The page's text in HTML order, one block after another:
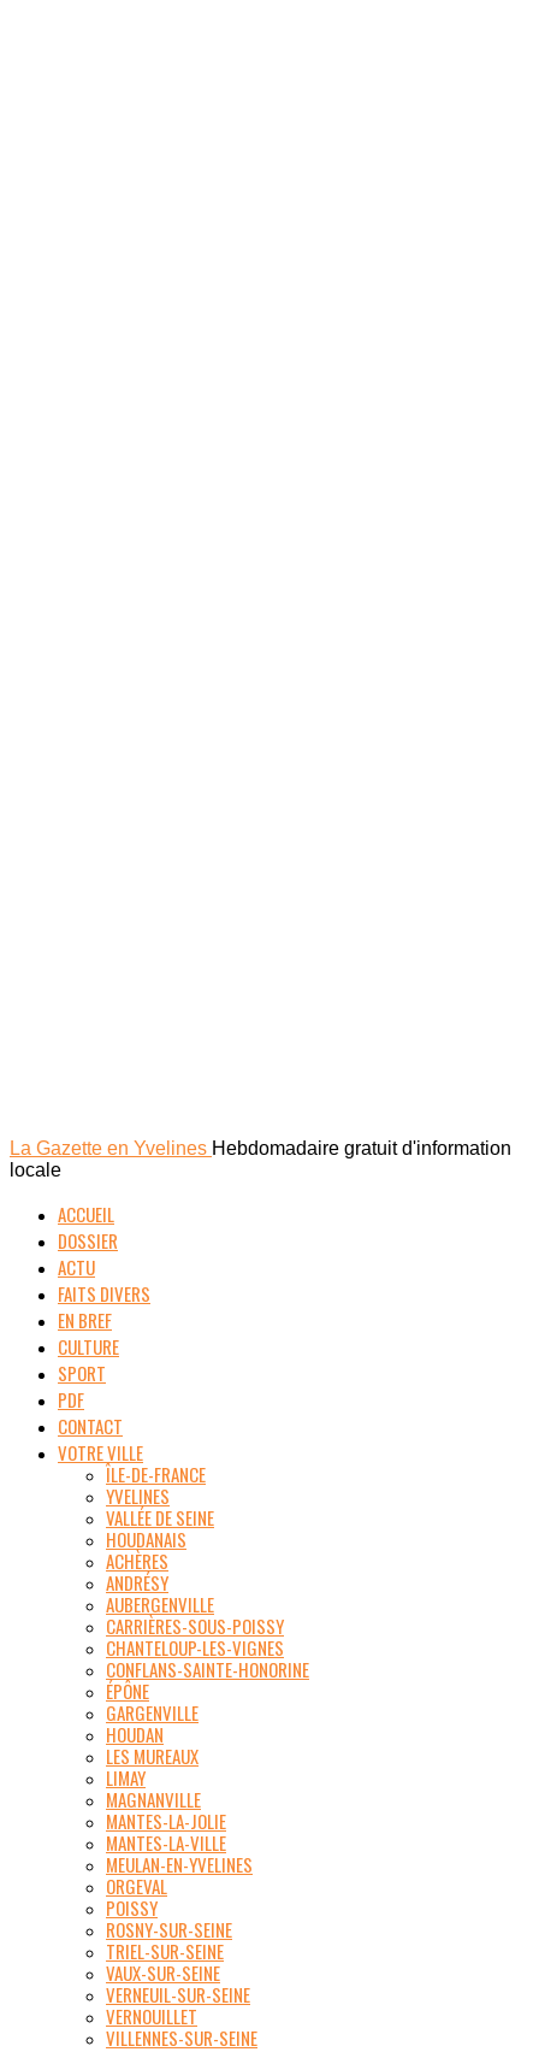
La Gazette en Yvelines Hebdomadaire gratuit d'information
locale
ACCUEIL
DOSSIER
ACTU
FAITS DIVERS
EN BREF
CULTURE
SPORT
PDF
CONTACT
VOTRE VILLE
ÎLE-DE-FRANCE
YVELINES
VALLÉE DE SEINE
HOUDANAIS
ACHÈRES
ANDRÉSY
AUBERGENVILLE
CARRIÈRES-SOUS-POISSY
CHANTELOUP-LES-VIGNES
CONFLANS-SAINTE-HONORINE
ÉPÔNE
GARGENVILLE
HOUDAN
LES MUREAUX
LIMAY
MAGNANVILLE
MANTES-LA-JOLIE
MANTES-LA-VILLE
MEULAN-EN-YVELINES
ORGEVAL
POISSY
ROSNY-SUR-SEINE
TRIEL-SUR-SEINE
VAUX-SUR-SEINE
VERNEUIL-SUR-SEINE
VERNOUILLET
VILLENNES-SUR-SEINE